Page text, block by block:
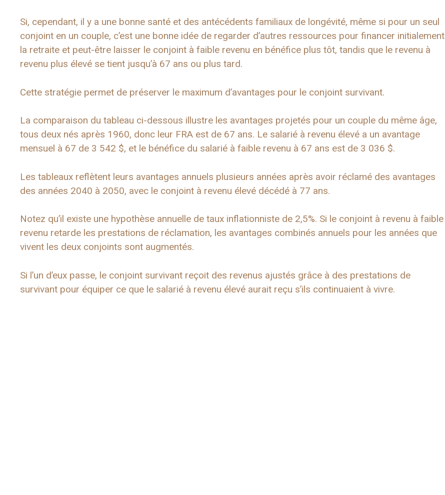
Si, cependant, il y a une bonne santé et des antécédents familiaux de longévité, même si pour un seul
conjoint en un couple, c’est une bonne idée de regarder d’autres ressources pour financer initialement
la retraite et peut-être laisser le conjoint à faible revenu en bénéfice plus tôt, tandis que le revenu à
revenu plus élevé se tient jusqu’à 67 ans ou plus tard.
Cette stratégie permet de préserver le maximum d’avantages pour le conjoint survivant.
La comparaison du tableau ci-dessous illustre les avantages projetés pour un couple du même âge,
tous deux nés après 1960, donc leur FRA est de 67 ans. Le salarié à revenu élevé a un avantage
mensuel à 67 de 3 542 $, et le bénéfice du salarié à faible revenu à 67 ans est de 3 036 $.
Les tableaux reflètent leurs avantages annuels plusieurs années après avoir réclamé des avantages
des années 2040 à 2050, avec le conjoint à revenu élevé décédé à 77 ans.
Notez qu’il existe une hypothèse annuelle de taux inflationniste de 2,5%. Si le conjoint à revenu à faible
revenu retarde les prestations de réclamation, les avantages combinés annuels pour les années que
vivent les deux conjoints sont augmentés.
Si l’un d’eux passe, le conjoint survivant reçoit des revenus ajustés grâce à des prestations de
survivant pour équiper ce que le salarié à revenu élevé aurait reçu s’ils continuaient à vivre.